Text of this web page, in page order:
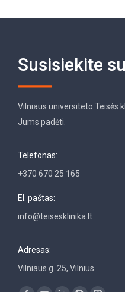
Susisiekite
Vilniaus universiteto Teisės
Jums padėti.
Telefonas:
+370 670 25 165
El. paštas:
info@teisesklinika.lt
Adresas:
Vilniaus g. 25, Vilnius